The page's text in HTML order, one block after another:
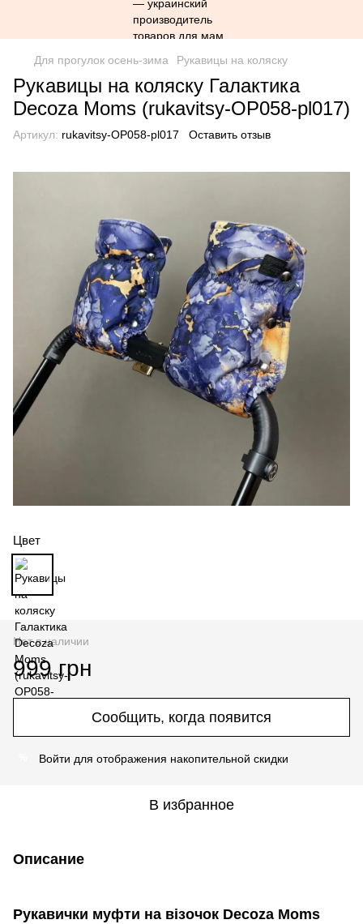
Для прогулок осень-зима Рукавицы на коляску
Рукавицы на коляску Галактика
Decoza Moms (rukavitsy-OP058-pl017)
Артикул: rukavitsy-OP058-pl017 Оставить отзыв
Цвет
Нет в наличии
999 грн
Сообщить, когда появится
Войти для отображения накопительной скидки
В избранное
Описание
Рукавички муфти на візочок Decoza Moms